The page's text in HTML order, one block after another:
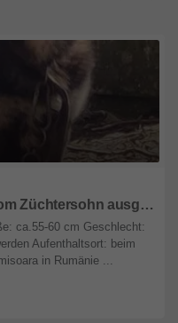
liebe, kastrierte Herra, wurde vom Züchtersohn ausgesetzt; wir suchen ein Heim für sie
ca.55-60 cm Geschlecht:
Aufenthaltsort: beim
in Rumänie ...